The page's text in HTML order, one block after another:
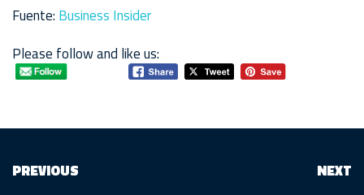
Fuente: Business Insider
Please follow and like us:
PREVIOUS NEXT